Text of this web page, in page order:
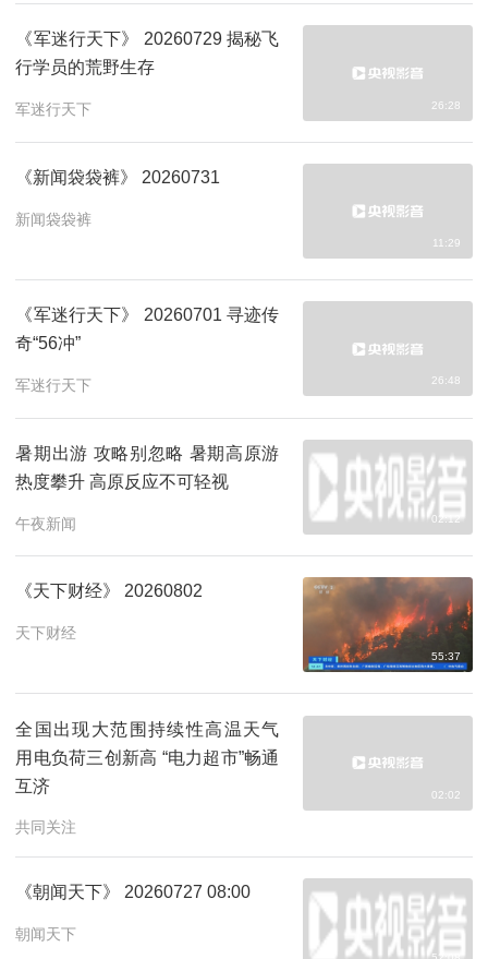
《军迷行天下》 20260729 揭秘飞
行学员的荒野生存
军迷行天下 26:28
《新闻袋袋裤》 20260731
新闻袋袋裤
11:29
《军迷行天下》 20260701 寻迹传
奇“56冲”
军迷行天下 26:48
暑期出游 攻略别忽略 暑期高原游
热度攀升 高原反应不可轻视
午夜新闻 02:12
《天下财经》 20260802
天下财经
55:37
全国出现大范围持续性高温天气
用电负荷三创新高 “电力超市”畅通
互济
共同关注
02:02
《朝闻天下》 20260727 08:00
朝闻天下